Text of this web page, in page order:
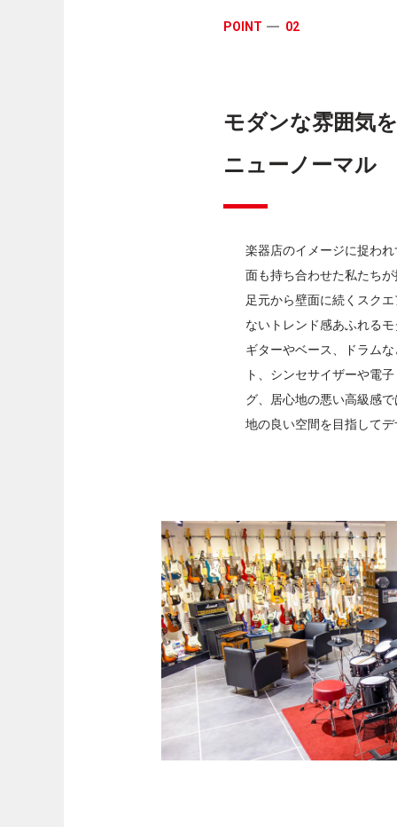
POINT
02
モダンな雰囲気
ニューノーマル
楽器店のイメージに捉わ
面も持ち合わせた私たち
足元から壁面に続くスク
ないトレンド感あふれる
ギターやベース、ドラム
ト、シンセサイザーや電
グ、居心地の悪い高級感
地の良い空間を目指して